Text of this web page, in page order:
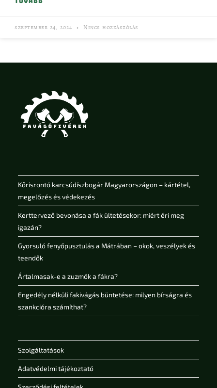
szeptember 24, 2024 Nincs hozzászólás
Kőrisrontó karcsúdíszbogár Magyarországon – kártétel,
megelőzés és védekezés
Kerttervező bevonása a fák ültetésekor: miért éri meg
igazán?
Gyorsuló fenyőpusztulás a Mátrában – okok, veszélyek és
teendők
Ártalmasak-e a zuzmók a fákra?
Engedély nélküli fakivágás büntetése: milyen bírságra és
szankcióra számíthat?
Szolgáltatások
Adatvédelmi tájékoztató